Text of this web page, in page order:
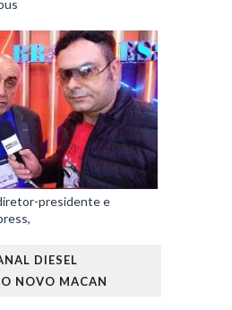
presidente e
DIESEL
NOVO MACAN